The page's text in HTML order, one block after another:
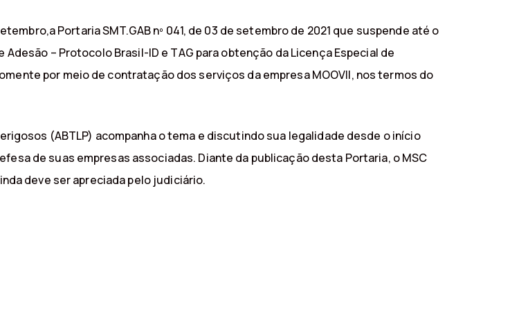
Portaria SMT.GAB nº 041, de 03 de setembro de 2021 que suspende até o
– Protocolo Brasil-ID e TAG para obtenção da Licença Especial de
por meio de contratação dos serviços da empresa MOOVII, nos termos do
(ABTLP) acompanha o tema e discutindo sua legalidade desde o início
de suas empresas associadas. Diante da publicação desta Portaria, o MSC
deve ser apreciada pelo judiciário.